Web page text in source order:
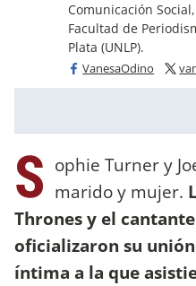
Comunicación
Facultad de
Plata (UNLP).
VanesaOdino
S ophie Turner y
marido y mujer.
Thrones y el
oficializaron su
íntima a la que